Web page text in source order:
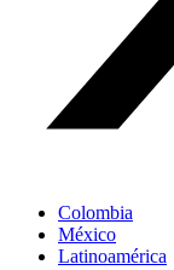
Colombia
México
Latinoamérica